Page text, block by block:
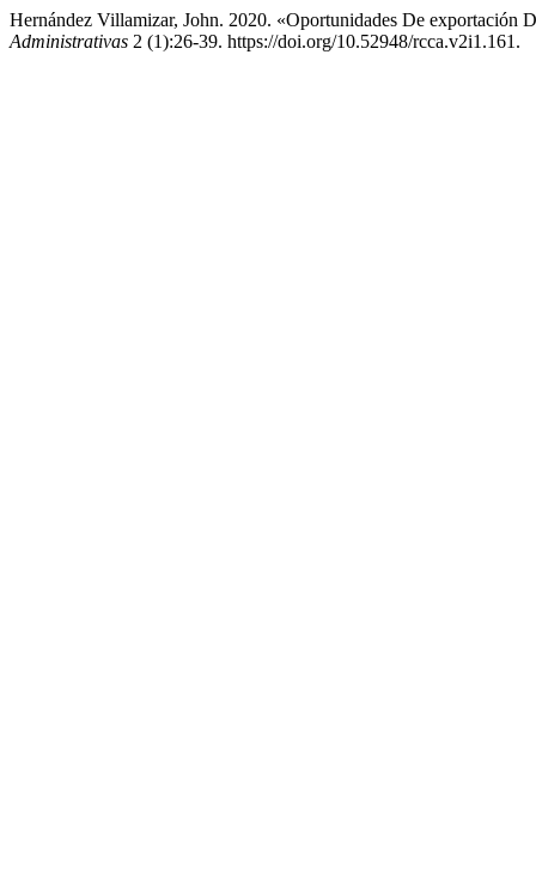
Hernández Villamizar, John. 2020. «Oportunidades De exportación
Administrativas 2 (1):26-39. https://doi.org/10.52948/rcca.v2i1.161.